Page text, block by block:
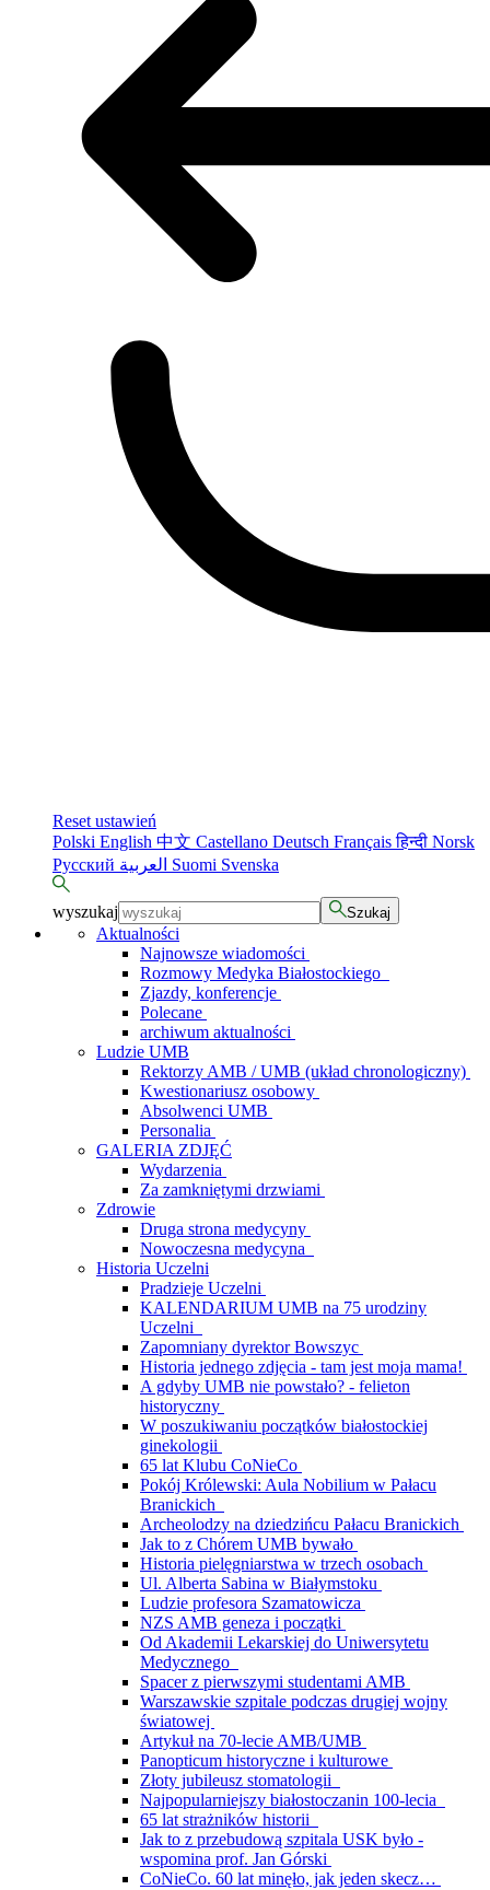
Reset ustawień
Polski English 中文 Castellano Deutsch Françaisहिन्दी Norsk
Русский
Suomi Svenska
wyszukaj Szukaj
Aktualności
Najnowsze wiadomości
Rozmowy Medyka Białostockiego
Zjazdy, konferencje
Polecane
archiwum aktualności
Ludzie UMB
Rektorzy AMB / UMB (układ chronologiczny)
Kwestionariusz osobowy
Absolwenci UMB
Personalia
GALERIA ZDJĘĆ
Wydarzenia
Za zamkniętymi drzwiami
Zdrowie
Druga strona medycyny
Nowoczesna medycyna
Historia Uczelni
Pradzieje Uczelni
KALENDARIUM UMB na 75 urodziny
Uczelni
Zapomniany dyrektor Bowszyc
Historia jednego zdjęcia - tam jest moja mama!
A gdyby UMB nie powstało? - felieton
historyczny
W poszukiwaniu początków białostockiej
ginekologii
65 lat Klubu CoNieCo
Pokój Królewski: Aula Nobilium w Pałacu
Branickich
Archeolodzy na dziedzińcu Pałacu Branickich
Jak to z Chórem UMB bywało
Historia pielęgniarstwa w trzech osobach
Ul. Alberta Sabina w Białymstoku
Ludzie profesora Szamatowicza
NZS AMB geneza i początki
Od Akademii Lekarskiej do Uniwersytetu
Medycznego
Spacer z pierwszymi studentami AMB
Warszawskie szpitale podczas drugiej wojny
światowej
Artykuł na 70-lecie AMB/UMB
Panopticum historyczne i kulturowe
Złoty jubileusz stomatologii
Najpopularniejszy białostoczanin 100-lecia
65 lat strażników historii
Jak to z przebudową szpitala USK było -
wspomina prof. Jan Górski
CoNieCo. 60 lat minęło, jak jeden skecz…